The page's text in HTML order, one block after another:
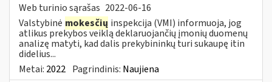
Web turinio sąrašas 2022-06-16
Valstybinė mokesčių inspekcija (VMI) informuoja, jog
atlikus prekybos veiklą deklaruojančių įmonių duomenų
analizę matyti, kad dalis prekybininkų turi sukaupę itin
didelius...
Metai: 2022 Pagrindinis: Naujiena